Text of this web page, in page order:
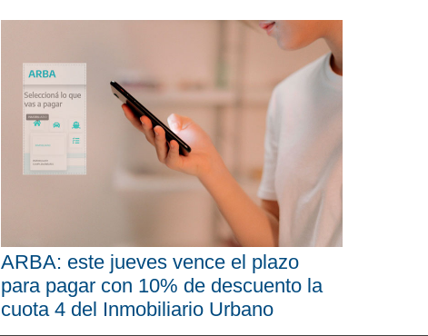
ARBA: este jueves vence el plazo
para pagar con 10% de descuento la
cuota 4 del Inmobiliario Urbano